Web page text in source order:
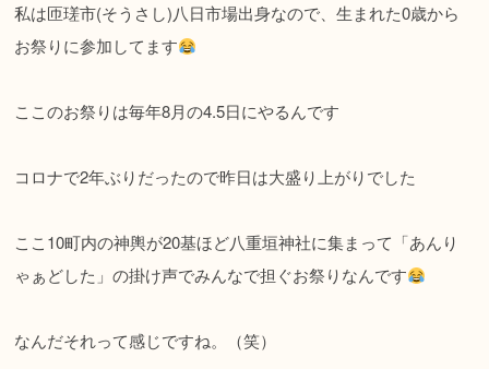
私は匝瑳市(そうさし)八日市場出身なので、生まれた0歳から
お祭りに参加してます
ここのお祭りは毎年8月の4.5日にやるんです
コロナで2年ぶりだったので昨日は大盛り上がりでした
ここ10町内の神輿が20基ほど八重垣神社に集まって「あんり
ゃぁどした」の掛け声でみんなで担ぐお祭りなんです
なんだそれって感じですね。（笑）